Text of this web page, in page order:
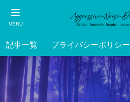
MENU
記事一覧 プライバシーポリシー